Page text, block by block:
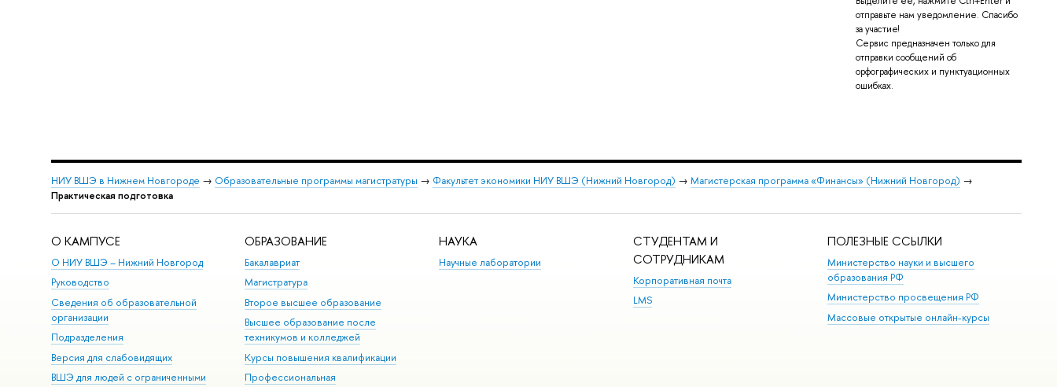
отправьте нам уведомление. Спасибо
за участие!
Сервис предназначен только для
отправки сообщений об
орфографических и пунктуационных
ошибках.
НИУ ВШЭ в Нижнем Новгороде → Образовательные программы магистратуры → Факультет экономики НИУ ВШЭ (Нижний Новгород) → Магистерская программа «Финансы» (Нижний Новгород) →
Практическая подготовка
О КАМПУСЕ
О НИУ ВШЭ – Нижний Новгород
Руководство
Сведения об образовательной
организации
Подразделения
Версия для слабовидящих
ВШЭ для людей с ограниченными
ОБРАЗОВАНИЕ
Бакалавриат
Магистратура
Второе высшее образование
Высшее образование после
техникумов и колледжей
Курсы повышения квалификации
Профессиональная
НАУКА
Научные лаборатории
СТУДЕНТАМ И
СОТРУДНИКАМ
Корпоративная почта
LMS
ПОЛЕЗНЫЕ ССЫЛКИ
Министерство науки и высшего
образования РФ
Министерство просвещения РФ
Массовые открытые онлайн-курсы